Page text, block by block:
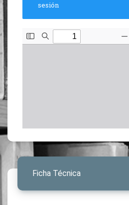
sesión
Ficha Técnica